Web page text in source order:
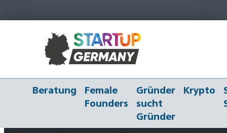
Beratung
Female
Founders
Gründer
sucht
Gründer
Krypto